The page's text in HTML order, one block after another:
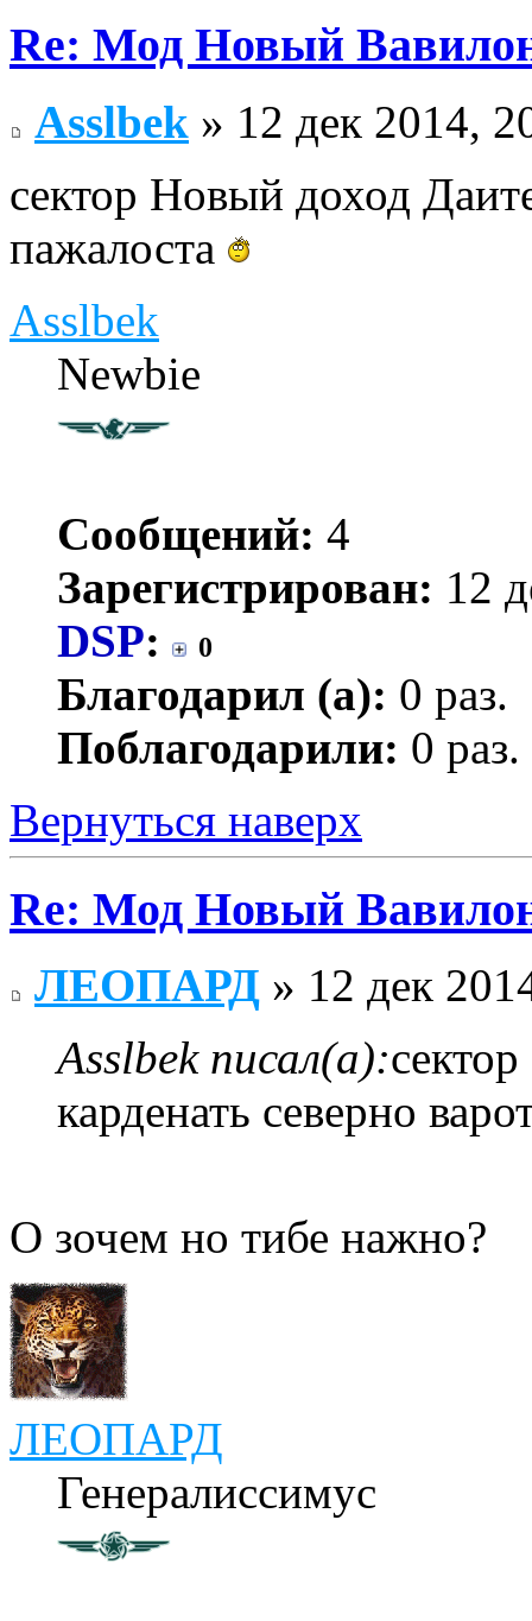
Re: Мод Новый
Asslbek » 12 дек 2014,
сектор Новый доход
пажалоста
Asslbek
Newbie
Сообщений: 4
Зарегистрирован: 12
DSP: 0
Благодарил (а): 0 раз.
Поблагодарили: 0 раз.
Вернуться наверх
Re: Мод Новый
ЛЕОПАРД » 12 дек
Asslbek писал(а):
карденать северно
О зочем но тибе нажно?
ЛЕОПАРД
Генералиссимус